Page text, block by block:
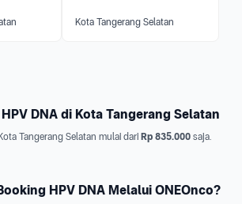
Kota Tangerang Selatan
DNA di Kota Tangerang Selatan
Tangerang Selatan mulai dari Rp 835.000 saja.
HPV DNA Melalui ONEOnco?